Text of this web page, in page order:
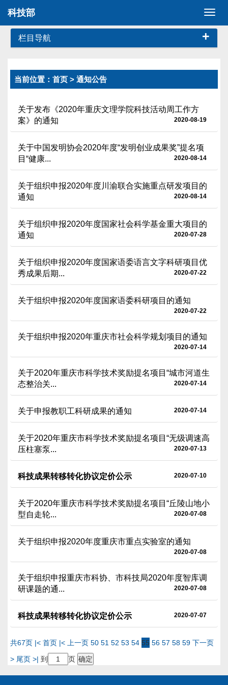
切
科技部
栏目导航 +
当前位置： 首页 > 通知公告
关于发布《2020年重庆文理学院科技活动周工作方
案》的通知
2020-08-19
关于中国发明协会2020年度“发明创业成果奖”提名项
目“健康...
2020-08-14
关于组织申报2020年度川渝联合实施重点研发项目的
通知
2020-08-14
关于组织申报2020年度国家社会科学基金重大项目的
通知
2020-07-28
关于组织申报2020年度国家语委语言文字科研项目优
秀成果后期...
2020-07-22
关于组织申报2020年度国家语委科研项目的通知
2020-07-22
关于组织申报2020年重庆市社会科学规划项目的通知
2020-07-14
关于2020年重庆市科学技术奖励提名项目“城市河道生
态整治关...
2020-07-14
关于申报教职工科研成果的通知 2020-07-14
关于2020年重庆市科学技术奖励提名项目“无级调速高
压柱塞泵...
2020-07-13
科技成果转移转化协议定价公示 2020-07-10
关于2020年重庆市科学技术奖励提名项目“丘陵山地小
型自走轮...
2020-07-08
关于组织申报2020年度重庆市重点实验室的通知
2020-07-08
关于组织申报重庆市科协、市科技局2020年度智库调
研课题的通...
2020-07-08
科技成果转移转化协议定价公示 2020-07-07
共67页 |< 首页 |< 上一页 50 51 52 53 54 55 56 57 58 59 下一页
> 尾页 >| 到 页 确定